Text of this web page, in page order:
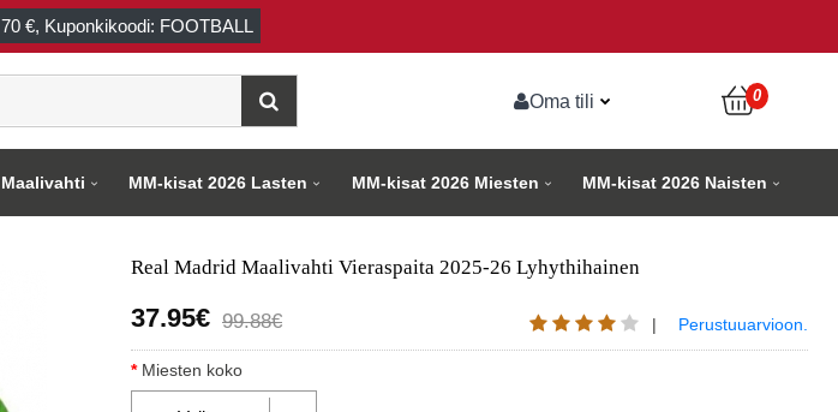
70 €, Kuponkikoodi: FOOTBALL
Oma tili 0
Maalivahti MM-kisat 2026 Lasten MM-kisat 2026 Miesten MM-kisat 2026 Naisten
Real Madrid Maalivahti Vieraspaita 2025-26 Lyhythihainen
37.95€ 99.88€ | Perustuuarvioon.
Miesten koko